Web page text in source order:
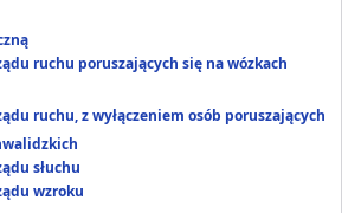
ruchu poruszających się na wózkach
ruchu, z wyłączeniem osób poruszających
słuchu
wzroku